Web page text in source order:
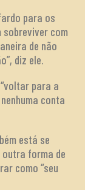
para os
sobreviver com
de não
diz ele.
para a
conta
está se
forma de
como “seu